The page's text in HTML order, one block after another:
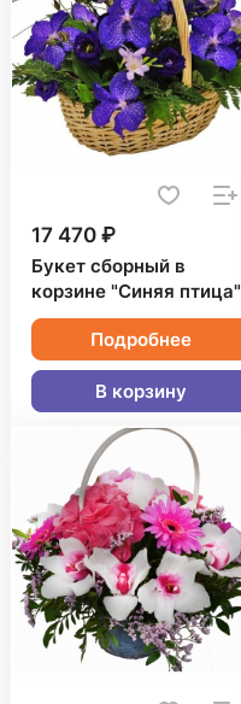
17 470 ₽
Букет сборный в
корзине "Синяя птица"
Подробнее
В корзину